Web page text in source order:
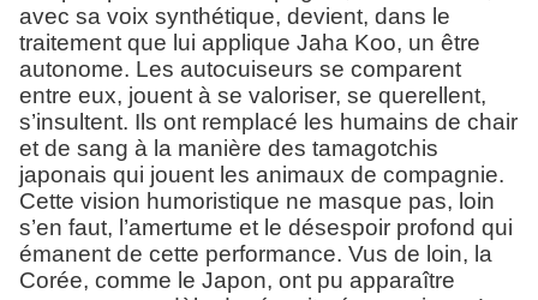
avec sa voix synthétique, devient, dans le
traitement que lui applique Jaha Koo, un être
autonome. Les autocuiseurs se comparent
entre eux, jouent à se valoriser, se querellent,
s’insultent. Ils ont remplacé les humains de chair
et de sang à la manière des tamagotchis
japonais qui jouent les animaux de compagnie.
Cette vision humoristique ne masque pas, loin
s’en faut, l’amertume et le désespoir profond qui
émanent de cette performance. Vus de loin, la
Corée, comme le Japon, ont pu apparaître